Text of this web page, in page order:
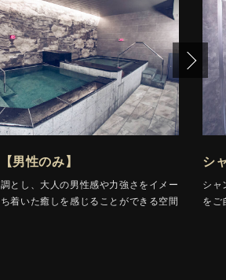
男性のみ】
とし、大人の男性感や力強さをイメー
着いた癒しを感じることができる空間
シ
シャ
をご